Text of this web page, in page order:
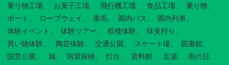
乗り物工場
お菓子工場 飛行機工場 食品工場
乗り物
ボート
ロープウェイ 乗馬 園内バス
園内列車
体験イベント
体験ツアー 収穫体験
味覚狩り
買い物体験
陶芸体験 交通公園 スケート場
図書館
国営公園
城 洞窟探検 灯台 資料館 足湯 雨の日